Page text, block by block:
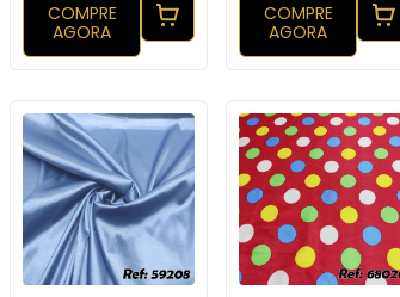
COMPRE
AGORA
COMPRE
AGORA